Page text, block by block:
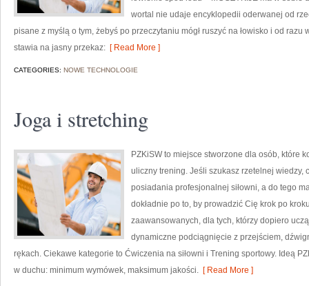
wortal nie udaje encyklopedii oderwanej od
pisane z myślą o tym, żebyś po przeczytaniu mógł ruszyć na łowisko i od
stawia na jasny przekaz: [ Read More ]
CATEGORIES: NOWE TECHNOLOGIE
Joga i stretching
PZKiSW to miejsce stworzone dla osób, które
uliczny trening. Jeśli szukasz rzetelnej wiedzy,
posiadania profesjonalnej siłowni, a do tego
dokładnie po to, by prowadzić Cię krok po
zaawansowanych, dla tych, którzy dopiero
dynamiczne podciągnięcie z przejściem,
rękach. Ciekawe kategorie to Ćwiczenia na siłowni i Trening sportowy. Ideą
w duchu: minimum wymówek, maksimum jakości. [ Read More ]